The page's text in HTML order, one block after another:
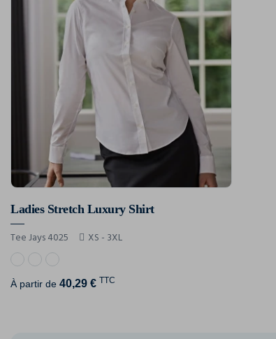
Ladies Stretch Luxury Shirt
Tee Jays 4025 XS - 3XL
À partir de 40,29 € TTC